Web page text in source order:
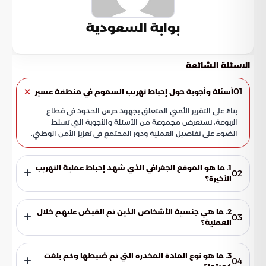
بوابة السعودية
الاسئلة الشائعة
01أسئلة وأجوبة حول إحباط تهريب السموم في منطقة عسير
بناءً على التقرير الأمني المتعلق بجهود حرس الحدود في قطاع
الربوعة، نستعرض مجموعة من الأسئلة والأجوبة التي تسلط
الضوء على تفاصيل العملية ودور المجتمع في تعزيز الأمن الوطني.
02 1. ما هو الموقع الجغرافي الذي شهد إحباط عملية التهريب
الأخيرة؟
وقعت العملية الأمنية في قطاع الربوعة التابع لمنطقة عسير، حيث
نجحت دوريات حرس الحدود في التصدي لمحاولة اختراق الحدود
الوطنية من قبل مهربين.03 2. ما هي جنسية الأشخاص الذين تم القبض عليهم خلال
العملية؟
أعلنت الجهات الأمنية أن المتسللين الذين حاولوا تجاوز خط الحدود
بطريقة غير قانونية والقيام بعملية التهريب هما شخصان من
الجنسية اليمنية.04 3. ما هو نوع المادة المخدرة التي تم ضبطها وكم بلغت